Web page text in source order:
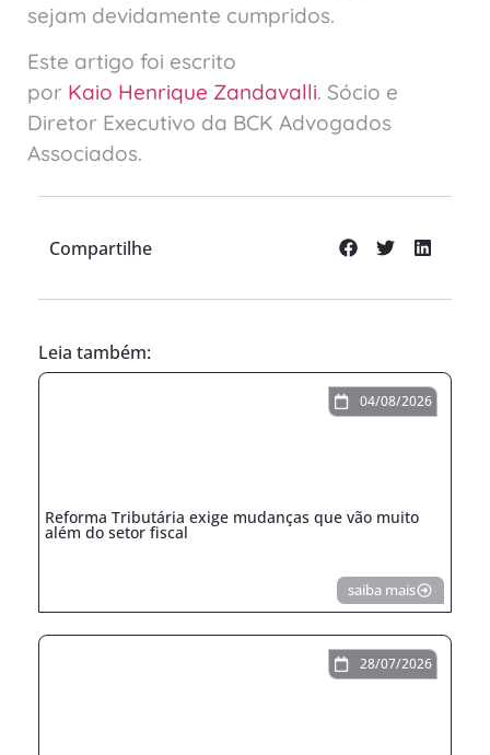
sejam devidamente cumpridos.
Este artigo foi escrito
por Kaio Henrique Zandavalli. Sócio e
Diretor Executivo da BCK Advogados
Associados.
Compartilhe
Leia também:
04/08/2026
Reforma Tributária exige mudanças que vão muito
além do setor fiscal
saiba mais
28/07/2026